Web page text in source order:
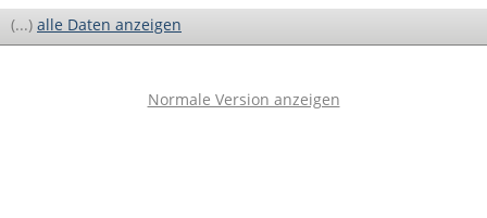
(...) alle Daten anzeigen
Normale Version anzeigen